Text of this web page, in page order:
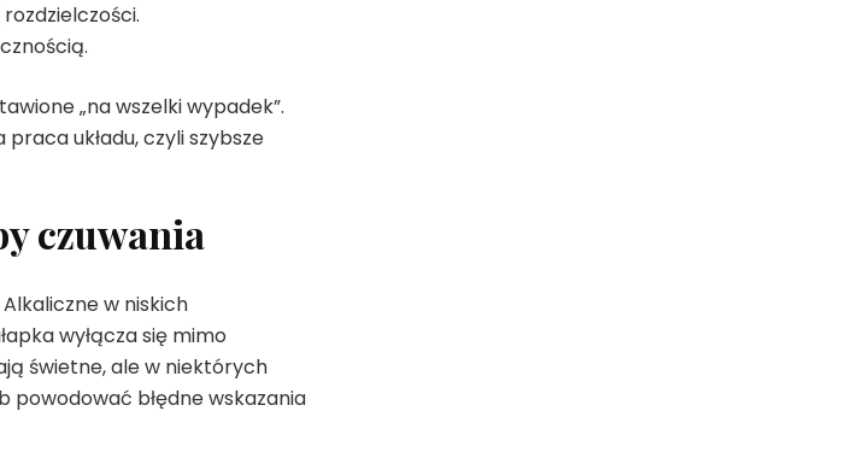
„na wszelki wypadek”.
układu, czyli szybsze
czuwania
w niskich
wyłącza się mimo
świetne, ale w niektórych
powodować błędne wskazania